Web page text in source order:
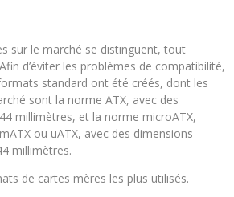
sur le marché se distinguent, tout
d’éviter les problèmes de compatibilité,
standard ont été créés, dont les
sont la norme ATX, avec des
millimètres, et la norme microATX,
ou uATX, avec des dimensions
millimètres.
de cartes mères les plus utilisés.